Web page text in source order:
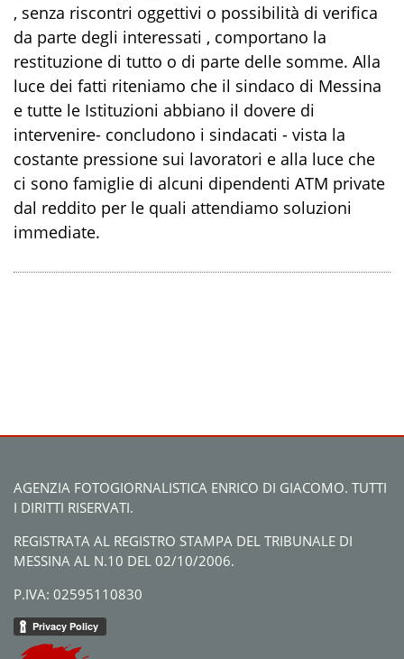
, senza riscontri oggettivi o possibilità di verifica
da parte degli interessati , comportano la
restituzione di tutto o di parte delle somme. Alla
luce dei fatti riteniamo che il sindaco di Messina
e tutte le Istituzioni abbiano il dovere di
intervenire- concludono i sindacati - vista la
costante pressione sui lavoratori e alla luce che
ci sono famiglie di alcuni dipendenti ATM private
dal reddito per le quali attendiamo soluzioni
immediate.
AGENZIA FOTOGIORNALISTICA ENRICO DI GIACOMO. TUTTI
I DIRITTI RISERVATI.
REGISTRATA AL REGISTRO STAMPA DEL TRIBUNALE DI
MESSINA AL N.10 DEL 02/10/2006.
P.IVA: 02595110830